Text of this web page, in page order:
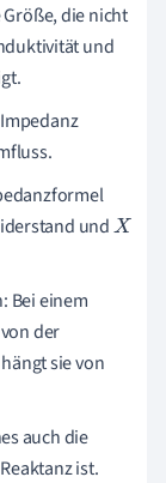
die nicht
und
undX
Bei einem
der
sie von
auch die
ist.